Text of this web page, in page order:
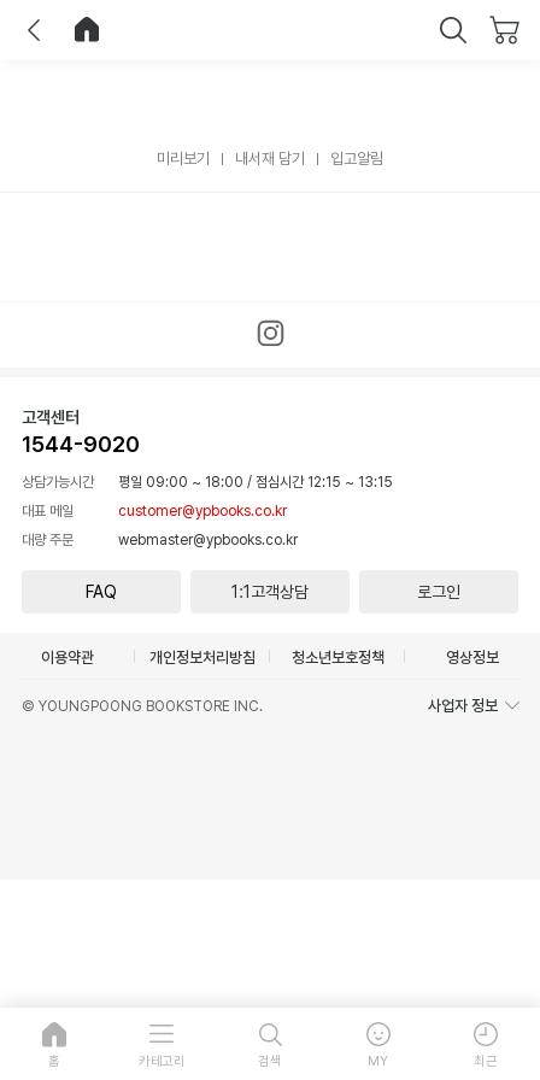
미리보기 내서재 담기 입고알림
고객센터
1544-9020
상담가능시간 평일 09:00 ~ 18:00 / 점심시간 12:15 ~ 13:15
대표 메일
customer@ypbooks.co.kr
대량 주문
webmaster@ypbooks.co.kr
FAQ 1:1고객상담 로그인
이용약관 개인정보처리방침 청소년보호정책 영상정보
© YOUNGPOONG BOOKSTORE INC. 사업자 정보
홈 카테고리 검색 MY 최근